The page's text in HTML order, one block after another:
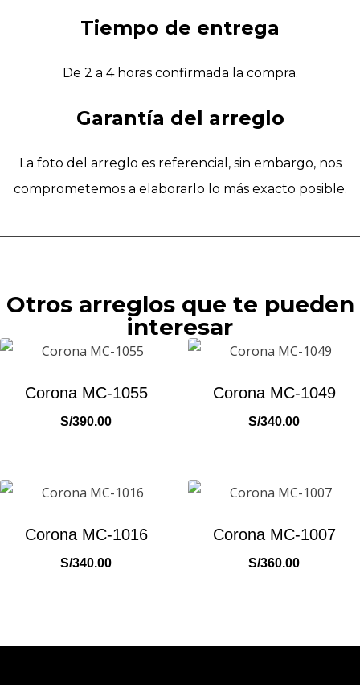
Tiempo de entrega
De 2 a 4 horas confirmada la compra.
Garantía del arreglo
La foto del arreglo es referencial, sin embargo, nos
comprometemos a elaborarlo lo más exacto posible.
Otros arreglos que te pueden
interesar
Corona MC-1055
S/390.00
Corona MC-1049
S/340.00
Corona MC-1016
S/340.00
Corona MC-1007
S/360.00